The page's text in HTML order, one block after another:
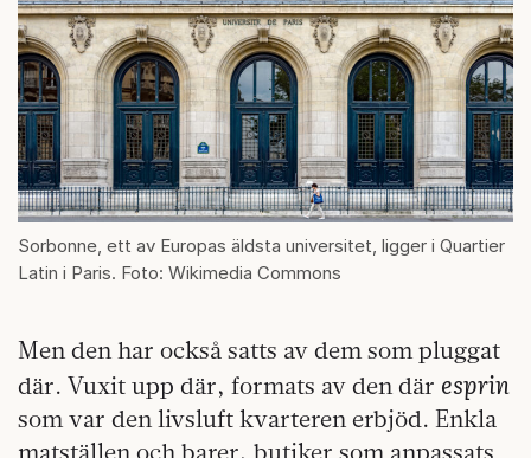
Sorbonne, ett av Europas äldsta universitet, ligger i Quartier
Latin i Paris. Foto: Wikimedia Commons
Men den har också satts av dem som pluggat
där. Vuxit upp där, formats av den där esprin
som var den livsluft kvarteren erbjöd. Enkla
matställen och barer, butiker som anpassats